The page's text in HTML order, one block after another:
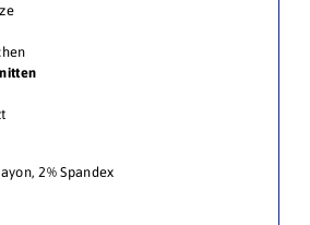
2% Spandex